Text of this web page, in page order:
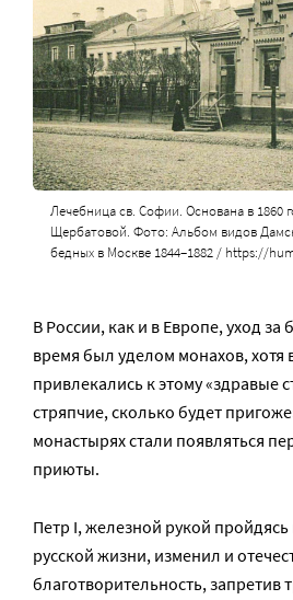
Лечебница св. Софии. Основана в 1860
Щербатовой. Фото: Альбом видов
бедных в Москве 1844–1882 / https://
В России, как и в Европе, уход
время был уделом монахов, хотя
привлекались к этому «здравые
стряпчие, сколько будет
монастырях стали появляться
приюты.
Петр I, железной рукой пройдясь
русской жизни, изменил и
благотворительность, запретив